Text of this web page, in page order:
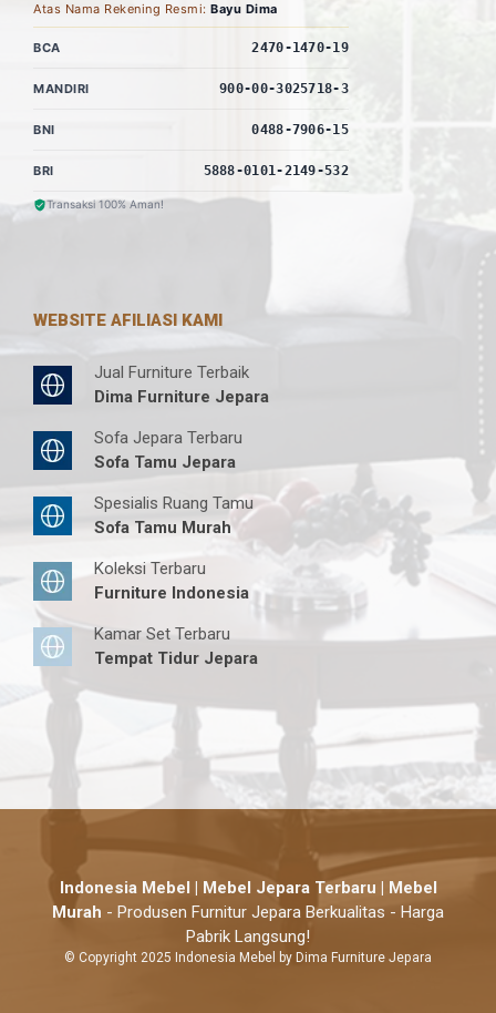
Atas Nama Rekening Resmi: Bayu Dima
BCA 2470-1470-19
MANDIRI 900-00-3025718-3
BNI 0488-7906-15
BRI 5888-0101-2149-532
Transaksi 100% Aman!
WEBSITE AFILIASI KAMI
Jual Furniture Terbaik
Dima Furniture Jepara
Sofa Jepara Terbaru
Sofa Tamu Jepara
Spesialis Ruang Tamu
Sofa Tamu Murah
Koleksi Terbaru
Furniture Indonesia
Kamar Set Terbaru
Tempat Tidur Jepara
Indonesia Mebel | Mebel Jepara Terbaru | Mebel
Murah - Produsen Furnitur Jepara Berkualitas - Harga
Pabrik Langsung!
© Copyright 2025 Indonesia Mebel by Dima Furniture Jepara